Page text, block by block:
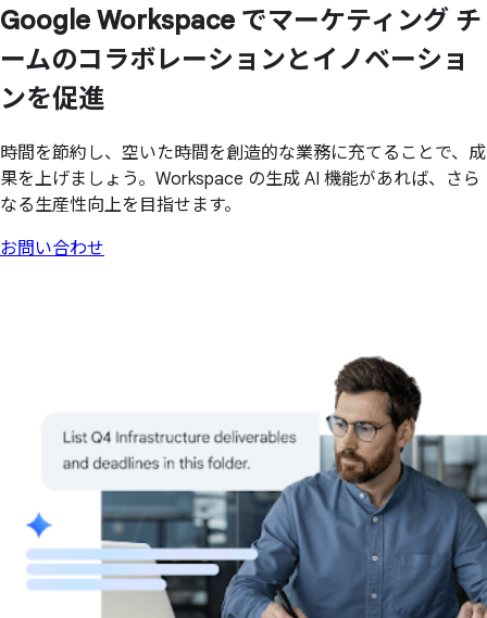
Google Workspace でマーケティング チ
ームのコラボレーションとイノベーショ
ンを促進
時間を節約し、空いた時間を創造的な業務に充てることで、成
果を上げましょう。Workspace の生成 AI 機能があれば、さら
なる生産性向上を目指せます。
お問い合わせ